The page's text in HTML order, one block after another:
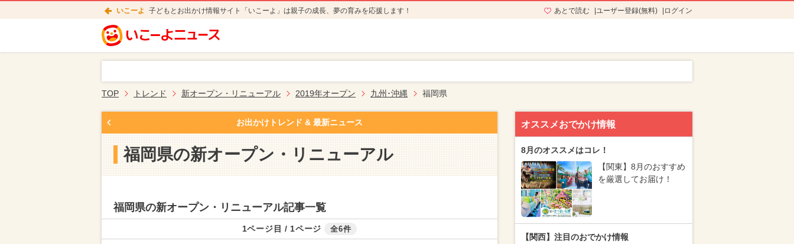
いこーよ 子どもとお出かけ情報サイト「いこーよ」は親子の成長、夢の育みを応援します！ あとで読む ユーザー登録(無料) ログイン
TOP トレンド 新オープン・リニューアル 2019年オープン 九州･沖縄 福岡県
お出かけトレンド & 最新ニュース
福岡県の新オープン・リニューアル
福岡県の新オープン・リニューアル記事一覧
1ページ目 / 1ページ 全6件
オススメおでかけ情報
8月のオススメはコレ！
【関東】8月のおすすめ
を厳選してお届け！
【関西】注目のおでかけ情報